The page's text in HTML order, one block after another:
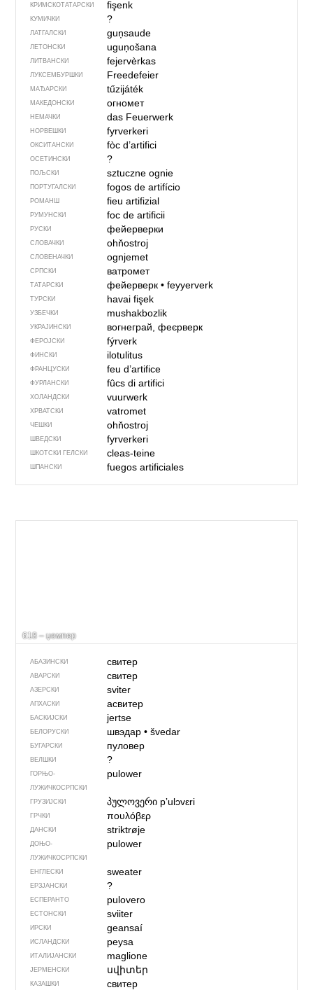
КРИМСКОТАТАРСКИ fişenk
КУМИЧКИ ?
ЛАТГАЛСКИ guņsaude
ЛЕТОНСКИ uguņošana
ЛИТВАНСКИ fejervèrkas
ЛУКСЕМБУРШКИ Freedefeier
МАЂАРСКИ tűzijáték
МАКЕДОНСКИ огномет
НЕМАЧКИ das Feuerwerk
НОРВЕШКИ fyrverkeri
ОКСИТАНСКИ fòc d’artifici
ОСЕТИНСКИ ?
ПОЉСКИ sztuczne ognie
ПОРТУГАЛСКИ fogos de artifício
РОМАНШ fieu artifizial
РУМУНСКИ foc de artificii
РУСКИ фейерверки
СЛОВАЧКИ ohňostroj
СЛОВЕНАЧКИ ognjemet
СРПСКИ ватромет
ТАТАРСКИ фейерверк• feyyerverk
ТУРСКИ havai fişek
УЗБЕЧКИ mushakbozlik
УКРАЈИНСКИ вогнеграй, феєрверк
ФЕРОЈСКИ fýrverk
ФИНСКИ ilotulitus
ФРАНЦУСКИ feu d’artifice
ФУРЛАНСКИ fûcs di artifici
ХОЛАНДСКИ vuurwerk
ХРВАТСКИ vatromet
ЧЕШКИ ohňostroj
ШВЕДСКИ fyrverkeri
ШКОТСКИ ГЕЛСКИ cleas-teine
ШПАНСКИ fuegos artificiales
618 – џемпер
АБАЗИНСКИ свитер
АВАРСКИ свитер
АЗЕРСКИ sviter
АПХАСКИ асвитер
БАСКИЈСКИ jertse
БЕЛОРУСКИ швэдар• švedar
БУГАРСКИ пуловер
ВЕЛШКИ ?
ГОРЊО­
ЛУЖИЧКОСРПСКИ
pulower
ГРУЗИЈСКИ პულოვერი pʼulɔvɛri
ГРЧКИ πουλόβερ
ДАНСКИ striktrøje
ДОЊО­
ЛУЖИЧКОСРПСКИ
pulower
ЕНГЛЕСКИ sweater
ЕРЗЈАНСКИ ?
ЕСПЕРАНТО pulovero
ЕСТОНСКИ sviiter
ИРСКИ geansaí
ИСЛАНДСКИ peysa
ИТАЛИЈАНСКИ maglione
ЈЕРМЕНСКИ սվիտեր
КАЗАШКИ свитер